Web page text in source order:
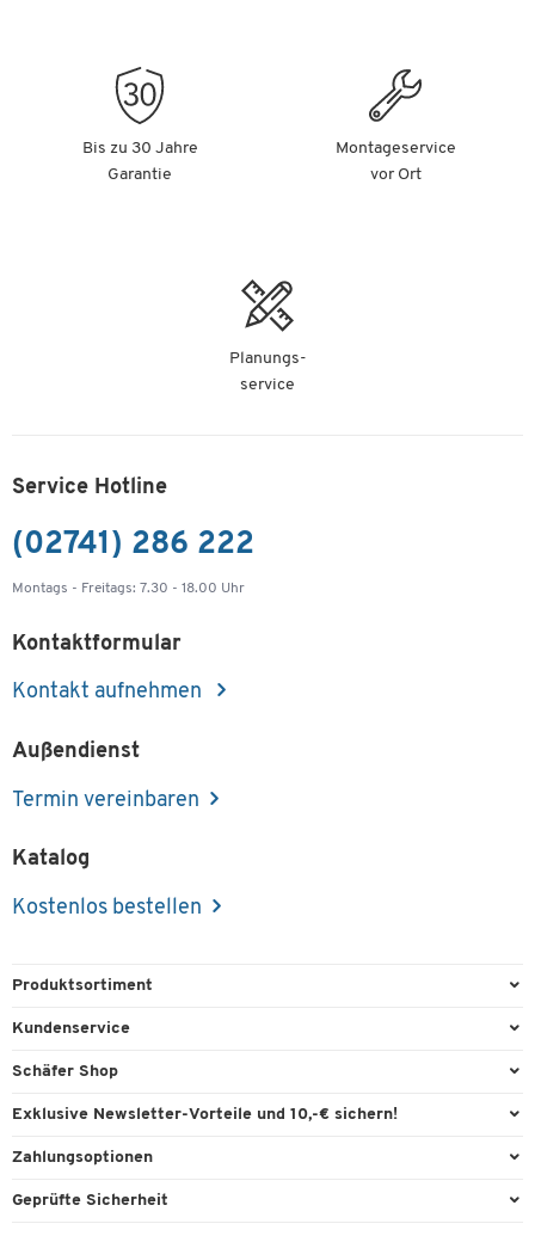
Bis zu 30 Jahre
Garantie
Montageservice
vor Ort
Planungs-
service
Service Hotline
(02741) 286 222
Montags - Freitags: 7.30 - 18.00 Uhr
Kontaktformular
Kontakt aufnehmen
Außendienst
Termin vereinbaren
Katalog
Kostenlos bestellen
Produktsortiment
Büroausstattung
Reinigung & Hygiene
Technik
Kundenservice
Direktbestellung
Kontaktformulare
Lieferinformationen
Schäfer Shop
Services & Leistungen
Workplace Solutions
Exklusive Newsletter-Vorteile und 10,-€ sichern!
Willkommensgutschein
Zahlungsoptionen
Paypal
Geprüfte Sicherheit